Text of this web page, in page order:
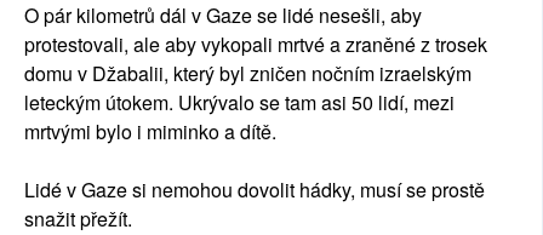
O pár kilometrů dál v Gaze se lidé nesešli, aby
protestovali, ale aby vykopali mrtvé a zraněné z trosek
domu v Džabalii, který byl zničen nočním izraelským
leteckým útokem. Ukrývalo se tam asi 50 lidí, mezi
mrtvými bylo i miminko a dítě.
Lidé v Gaze si nemohou dovolit hádky, musí se prostě
snažit přežít.